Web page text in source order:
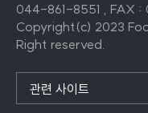
044-861-8551 , FAX
Copyright(c) 2023
Right reserved.
관련 사이트